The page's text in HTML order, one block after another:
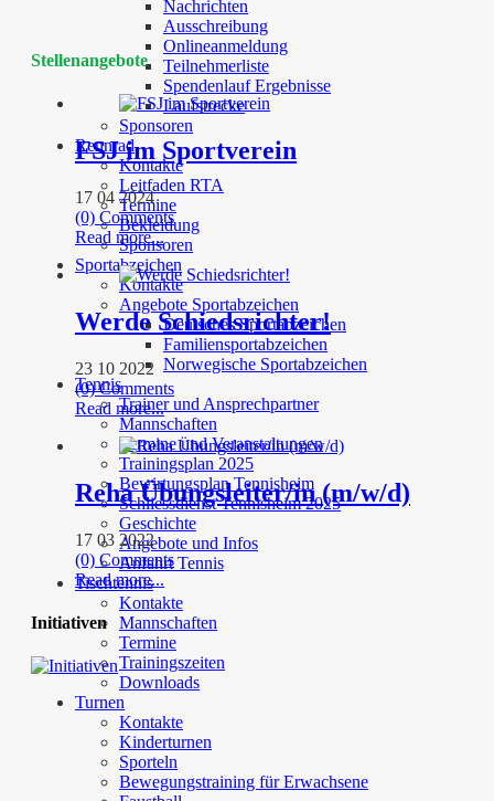
Nachrichten
Ausschreibung
Onlineanmeldung
Teilnehmerliste
Spendenlauf Ergebnisse
Laufstrecke
Sponsoren
Rennrad
Kontakte
Leitfaden RTA
Termine
Bekleidung
Sponsoren
Sportabzeichen
Kontakte
Angebote Sportabzeichen
Deutsches Sportabzeichen
Familiensportabzeichen
Norwegische Sportabzeichen
Tennis
Trainer und Ansprechpartner
Mannschaften
Termine und Veranstaltungen
Trainingsplan 2025
Bewirtungsplan Tennisheim
Schliessdienst Tennisheim 2025
Geschichte
Angebote und Infos
Anfahrt Tennis
Tischtennis
Kontakte
Mannschaften
Termine
Trainingszeiten
Downloads
Turnen
Kontakte
Kinderturnen
Sporteln
Bewegungstraining für Erwachsene
Stellenangebote
FSJ im Sportverein
17 04 2024
(0) Comments
Read more...
Werde Schiedsrichter!
23 10 2022
(0) Comments
Read more...
Reha Übungsleiter/in (m/w/d)
17 03 2022
(0) Comments
Read more...
Initiativen